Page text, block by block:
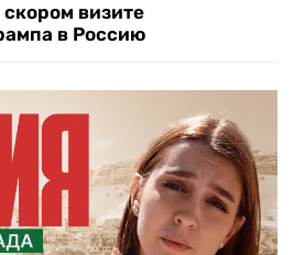
визите
в Россию